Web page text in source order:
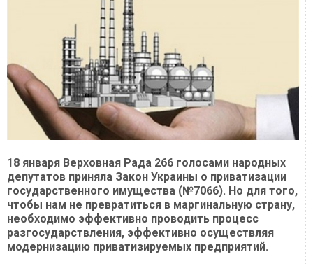
18 января Верховная Рада 266 голосами народных
депутатов приняла Закон Украины о приватизации
государственного имущества (№7066). Но для того,
чтобы нам не превратиться в маргинальную страну,
необходимо эффективно проводить процесс
разгосударствления, эффективно осуществляя
модернизацию приватизируемых предприятий.